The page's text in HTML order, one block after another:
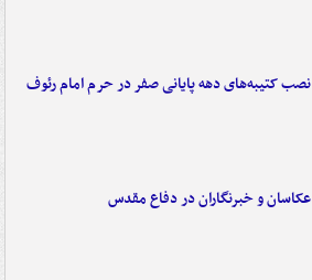
نصب کتیبه‌های دهه پایانی صفر در حرم امام رئوف
عکاسان و خبرنگاران در دفاع مقدس